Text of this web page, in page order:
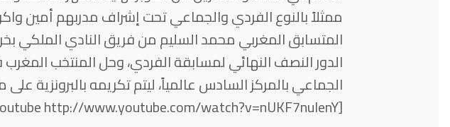
ممثلاً بالنوع الفردي والجماعي تحت إشراف مدربهم أمين
المتسابق المغربي محمد السليم من فريق النادي الملكي
الدور النصف النهائي لمسابقة الفردي، وحل المنتخب
الجماعي بالمركز السادس عالمياً، ليتم تكريمه بالبرونزية على
[youtube http://www.youtube.com/watch?v=nUKF7nuIenY]